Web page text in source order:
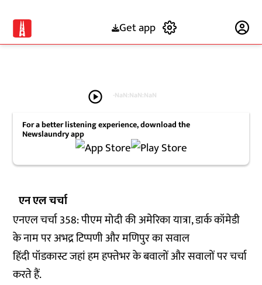
Get app
play_circle -NaN:NaN:NaN
For a better listening experience, download the
Newslaundry app
एन एल चर्चा
एनएल चर्चा 358: पीएम मोदी की अमेरिका यात्रा, डार्क कॉमेडी
के नाम पर अभद्र टिप्पणी और मणिपुर का सवाल
हिंदी पॉडकास्ट जहां हम हफ्तेभर के बवालों और सवालों पर चर्चा
करते हैं.